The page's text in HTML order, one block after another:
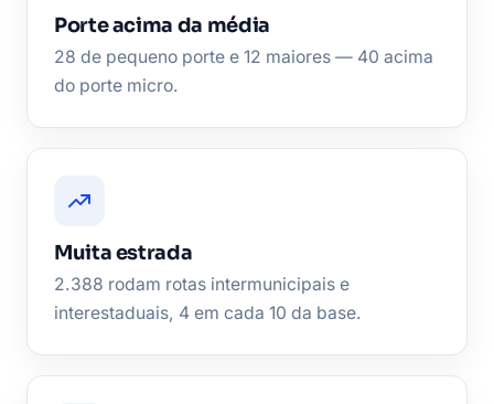
Porte acima da média
28 de pequeno porte e 12 maiores — 40 acima
do porte micro.
Muita estrada
2.388 rodam rotas intermunicipais e
interestaduais, 4 em cada 10 da base.